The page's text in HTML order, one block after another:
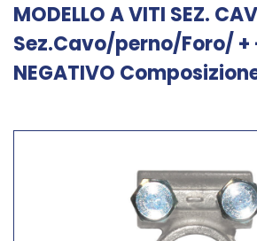
MODELLO A VITI SEZ.
Sez.Cavo/perno/Foro/ +
NEGATIVO